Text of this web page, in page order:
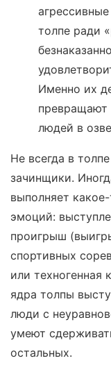
толпе ради
Именно их
превращают
людей в
Не всегда в
зачинщики.
выполняет
эмоций:
проигрыш
спортивных
или техногенная
ядра толпы
люди с
умеют
остальных.